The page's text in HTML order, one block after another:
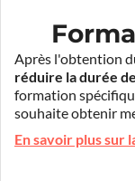
Après l'obtention
réduire la durée
formation
souhaite obtenir
En savoir plus sur